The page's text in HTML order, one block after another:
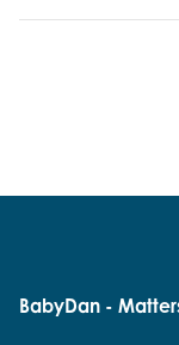
BabyDan -